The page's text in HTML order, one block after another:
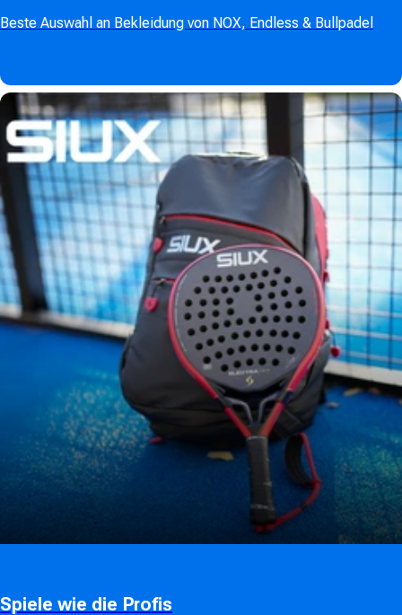
Beste Auswahl an Bekleidung von NOX, Endless & Bullpadel
Spiele wie die Profis